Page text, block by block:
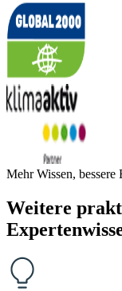
Mehr Wissen, bessere
Weitere